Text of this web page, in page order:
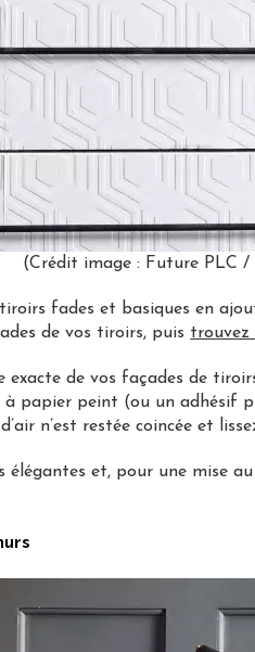
(Crédit image : Future PLC /
tiroirs fades et basiques en
de vos tiroirs, puis
exacte de vos façades de
à papier peint (ou un adhésif
n’est restée coincée et
élégantes et, pour une mise